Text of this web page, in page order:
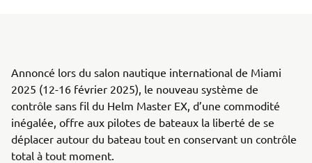
Annoncé lors du salon nautique international de Miami
2025 (12-16 février 2025), le nouveau système de
contrôle sans fil du Helm Master EX, d’une commodité
inégalée, offre aux pilotes de bateaux la liberté de se
déplacer autour du bateau tout en conservant un contrôle
total à tout moment.